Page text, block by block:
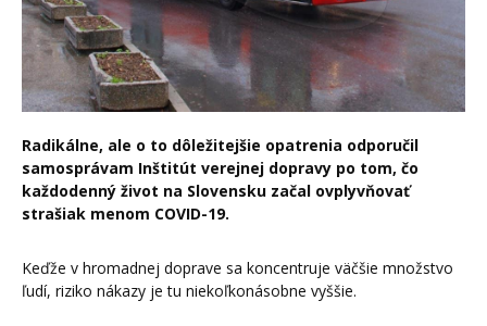
Radikálne, ale o to dôležitejšie opatrenia odporučil
samosprávam Inštitút verejnej dopravy po tom, čo
každodenný život na Slovensku začal ovplyvňovať
strašiak menom COVID-19.
Keďže v hromadnej doprave sa koncentruje väčšie množstvo
ľudí, riziko nákazy je tu niekoľkonásobne vyššie.